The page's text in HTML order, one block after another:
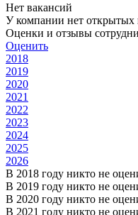
Нет вакансий
У компании нет открытых
Оценки и отзывы
Оценить
2018
2019
2020
2021
2022
2023
2024
2025
2026
В 2018 году никто не
В 2019 году никто не
В 2020 году никто не
В 2021 году никто не